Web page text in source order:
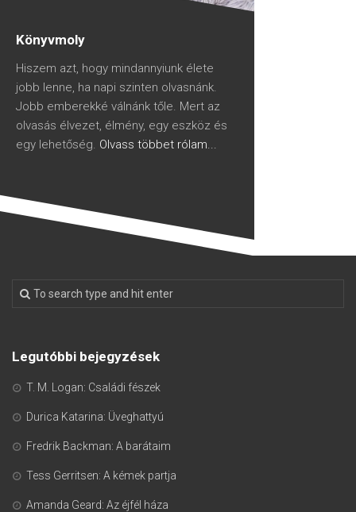
Könyvmoly
Hiszem azt, hogy mindannyiunk élete
jobb lenne, ha napi szinten olvasnánk.
Jobb emberekké válnánk tőle. Mert az
olvasás élvezet, élmény, egy eszköz és
egy lehetőség. Olvass többet rólam...
Legutóbbi bejegyzések
T. M. Logan: Családi fészek
Durica Katarina: Üveghattyú
Fredrik Backman: A barátaim
Tess Gerritsen: A kémek partja
Amanda Geard: Az éjfél háza